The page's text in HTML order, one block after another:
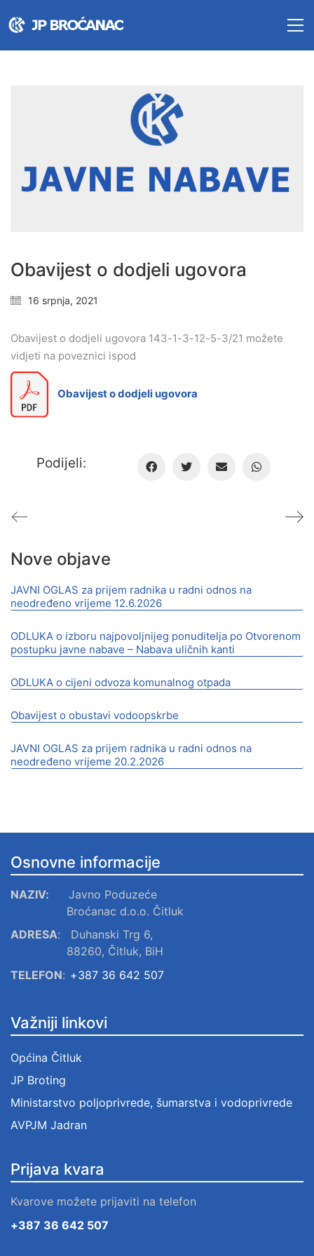
Nove objave
JAVNI OGLAS za prijem radnika u radni odnos na
neodređeno vrijeme 12.6.2026
ODLUKA o izboru najpovoljnijeg ponuditelja po Otvorenom
postupku javne nabave – Nabava uličnih kanti
ODLUKA o cijeni odvoza komunalnog otpada
Obavijest o obustavi vodoopskrbe
JAVNI OGLAS za prijem radnika u radni odnos na
neodređeno vrijeme 20.2.2026
Obavijest o dodjeli ugovora
16 srpnja, 2021
Obavijest o dodjeli ugovora 143-1-3-12-5-3/21 možete
vidjeti na poveznici ispod
Obavijest o dodjeli ugovora
Podijeli:
Osnovne informacije
NAZIV:
Javno Poduzeće
Broćanac d.o.o. Čitluk
ADRESA:
Duhanski Trg 6,
88260, Čitluk, BiH
TELEFON: +387 36 642 507
Važniji linkovi
Općina Čitluk
JP Broting
Ministarstvo poljoprivrede, šumarstva i vodoprivrede
AVPJM Jadran
Prijava kvara
Kvarove možete prijaviti na telefon
+387 36 642 507